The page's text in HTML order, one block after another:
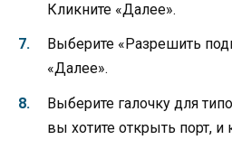
Кликните «Далее».
Выберите «Разрешить
«Далее».
Выберите галочку для
вы хотите открыть порт, и